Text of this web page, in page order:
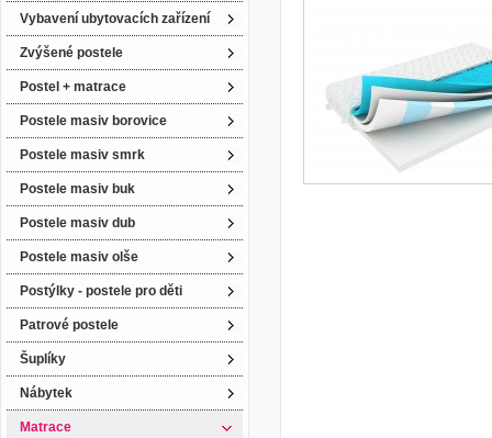
Vybavení ubytovacích zařízení
Zvýšené postele
Postel + matrace
Postele masiv borovice
Postele masiv smrk
Postele masiv buk
Postele masiv dub
Postele masiv olše
Postýlky - postele pro děti
Patrové postele
Šuplíky
Nábytek
Matrace